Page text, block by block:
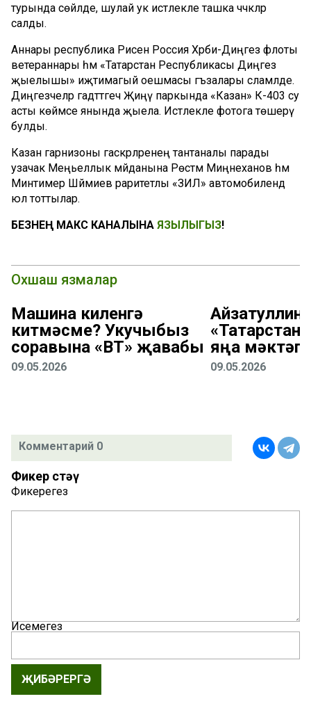
турында сөйләде, шулай ук истәлекле ташка чәчәкләр
салды.
Аннары республика Рәисен Россия Хәрби-Диңгез флоты
ветераннары һәм «Татарстан Республикасы Диңгез
җыелышы» иҗтимагый оешмасы әгъзалары сәламләде.
Диңгезчеләр гадәттәгечә Җиңү паркында «Казан» К-403 су
асты көймәсе янында җыела. Истәлекле фотога төшерү
булды.
Казан гарнизоны гаскәрләренең тантаналы парады
узачак Меңьеллык мәйданына Рөстәм Миңнеханов һәм
Минтимер Шәймиев раритетлы «ЗИЛ» автомобилендә
юл тоттылар.
БЕЗНЕҢ МАКС КАНАЛЫНА ЯЗЫЛЫГЫЗ!
Охшаш язмалар
Машина киленгә
китмәсме? Укучыбыз
соравына «ВТ» җавабы
09.05.2026
Айзатуллин:
яңа мәктәп
09.05.2026
Комментарий 0
Фикер өстәү
Фикерегез
Исемегез
ҖИБӘРЕРГӘ